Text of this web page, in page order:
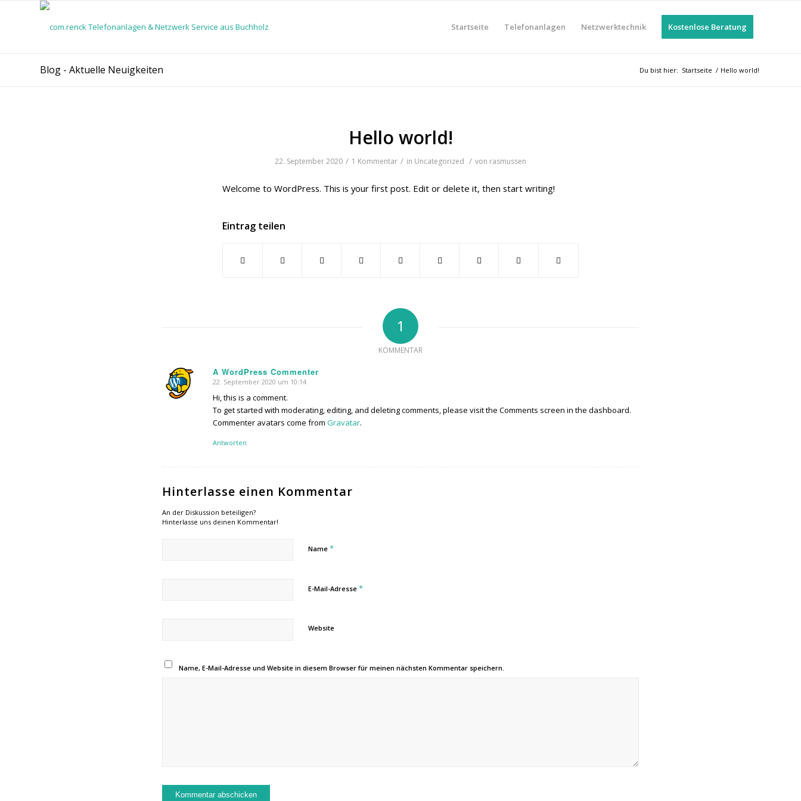
Startseite Telefonanlagen Netzwerktechnik Kostenlose Beratung
Blog - Aktuelle Neuigkeiten Du bist hier: Startseite / Hello world!
Hello world!
22. September 2020 / 1 Kommentar / in Uncategorized / von rasmussen
Welcome to WordPress. This is your first post. Edit or delete it, then start writing!
Eintrag teilen
1
KOMMENTAR
A WordPress Commenter
sagte:
22. September 2020 um 10:14
Hi, this is a comment.
To get started with moderating, editing, and deleting comments, please visit the Comments screen in the dashboard.
Commenter avatars come from Gravatar.
Antworten
Hinterlasse einen Kommentar
An der Diskussion beteiligen?
Hinterlasse uns deinen Kommentar!
Name *
E-Mail-Adresse *
Website
Name, E-Mail-Adresse und Website in diesem Browser für meinen nächsten Kommentar speichern.